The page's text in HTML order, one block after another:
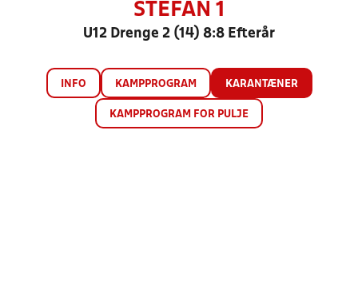
STEFAN 1
U12 Drenge 2 (14) 8:8 Efterår
INFO KAMPPROGRAM KARANTÆNER
KAMPPROGRAM FOR PULJE